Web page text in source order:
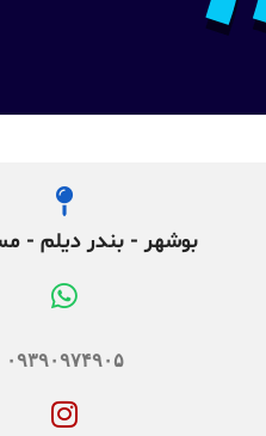
بوشهر - بندر دیلم -
۰۹۳۹۰۹۷۴۹۰۵